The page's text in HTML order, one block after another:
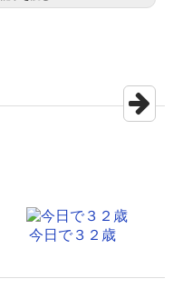
今日で３２歳